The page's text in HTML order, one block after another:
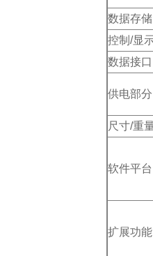
数据存储
控制/显
数据接口
供电部分
尺寸/重
软件平台
扩展功能